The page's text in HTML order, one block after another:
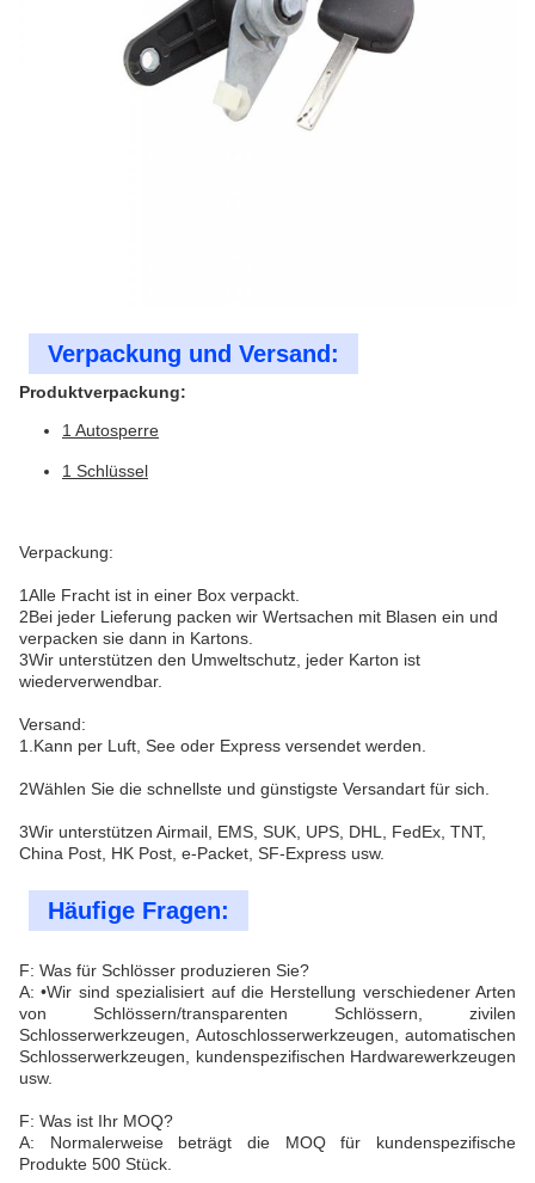
Verpackung und Versand:
Produktverpackung:
1 Autosperre
1 Schlüssel
Verpackung:
1Alle Fracht ist in einer Box verpackt.
2Bei jeder Lieferung packen wir Wertsachen mit Blasen ein und
verpacken sie dann in Kartons.
3Wir unterstützen den Umweltschutz, jeder Karton ist
wiederverwendbar.
Versand:
1.Kann per Luft, See oder Express versendet werden.
2Wählen Sie die schnellste und günstigste Versandart für sich.
3Wir unterstützen Airmail, EMS, SUK, UPS, DHL, FedEx, TNT,
China Post, HK Post, e-Packet, SF-Express usw.
Häufige Fragen:
F: Was für Schlösser produzieren Sie?
A: •Wir sind spezialisiert auf die Herstellung verschiedener Arten
von Schlössern/transparenten Schlössern, zivilen
Schlosserwerkzeugen, Autoschlosserwerkzeugen, automatischen
Schlosserwerkzeugen, kundenspezifischen Hardwarewerkzeugen
usw.
F: Was ist Ihr MOQ?
A: Normalerweise beträgt die MOQ für kundenspezifische
Produkte 500 Stück.